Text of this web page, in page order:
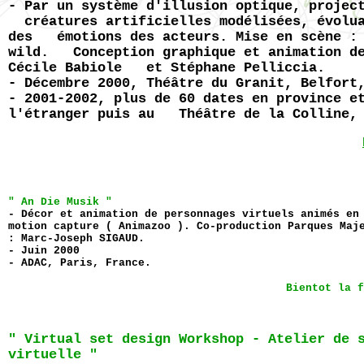
- Par un système d'illusion optique,
créatures artificielles modélisées,
des émotions des acteurs. Mise en scène :
wild. Conception graphique et animation
Cécile Babiole et Stéphane Pelliccia.
- Décembre 2000, Théâtre du Granit,
- 2001-2002, plus de 60 dates en province
l'étranger puis au Théâtre de la Colline,
" An Die Musik "
- Décor et animation de personnages virtuels animés
motion capture ( Animazoo ). Co-production Parques
: Marc-Joseph SIGAUD.
- Juin 2000
- ADAC, Paris, France.
Bientot la
" Virtual set design Workshop - Atelier de
virtuelle "